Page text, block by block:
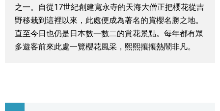
更多
人物訪談 official SNS
之一。自從17世紀創建寬永寺的天海大僧正把櫻花從吉
野移栽到這裡以來，此處便成為著名的賞櫻名勝之地。
直至今日也仍是日本數一數二的賞花景點。每年都有眾
多遊客前來此處一覽櫻花風采，熙熙攘攘熱鬧非凡。